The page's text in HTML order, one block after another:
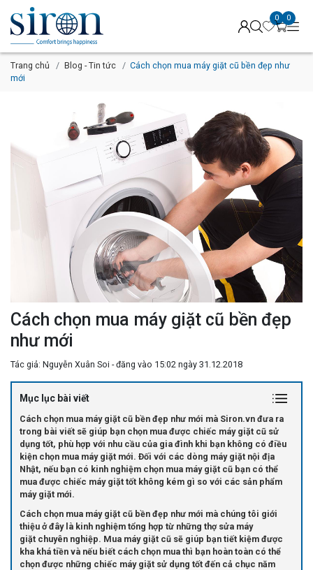
0 0
Trang chủ Blog - Tin tức
Cách chọn mua máy giặt cũ bền đẹp như
mới
Cách chọn mua máy giặt cũ bền đẹp
như mới
Tác giả: Nguyễn Xuân Soi - đăng vào 15:02 ngày 31.12.2018
Mục lục bài viết
Cách chọn mua máy giặt cũ bền đẹp như mới mà Siron.vn đưa ra
trong bài viết sẽ giúp bạn chọn mua được chiếc máy giặt cũ sử
dụng tốt, phù hợp với nhu cầu của gia đình khi bạn không có điều
kiện chọn mua máy giặt mới. Đối với các dòng máy giặt nội địa
Nhật, nếu bạn có kinh nghiệm chọn mua máy giặt cũ bạn có thể
mua được chiếc máy giặt tốt không kém gì so với các sản phẩm
máy giặt mới.
Cách chọn mua máy giặt cũ bền đẹp như mới mà chúng tôi giới
thiệu ở đây là kinh nghiệm tổng hợp từ những thợ sửa máy
giặt chuyên nghiệp. Mua máy giặt cũ sẽ giúp bạn tiết kiệm được
kha khá tiền và nếu biết cách chọn mua thì bạn hoàn toàn có thể
chọn được những chiếc máy giặt sử dụng tốt đến cả chục năm